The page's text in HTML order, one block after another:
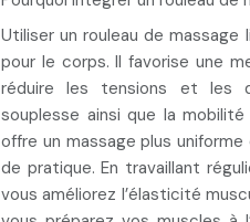
Utiliser un rouleau de
pour le corps. Ilfavorise une
réduire les tensions et les
souplesse ainsi que la mobilité
offre un massage plus
de pratique. En travaillant
vous améliorez l’élasticité